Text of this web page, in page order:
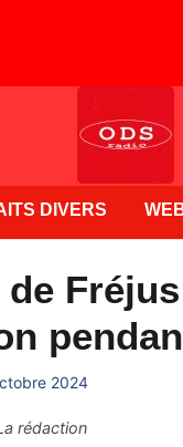
DIVERS
2024
rédaction